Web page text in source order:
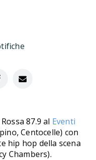
87.9 al Eventi
Centocelle) con
hip hop della scena
Chambers).